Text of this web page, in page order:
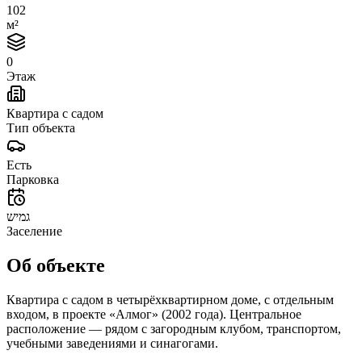
102
м²
0
Этаж
Квартира с садом
Тип объекта
Есть
Парковка
גמיש
Заселение
Об объекте
Квартирa с садом в четырёхквартирном доме, с отдельным
входом, в проекте «Алмог» (2002 года). Центральное
расположение — рядом с загородным клубом, транспортом,
учебными заведениями и синагогами.